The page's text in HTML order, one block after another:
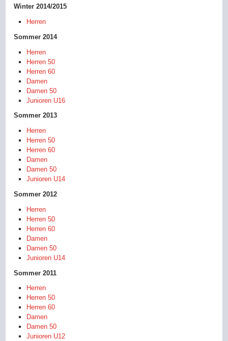
Winter 2014/2015
Herren
Sommer 2014
Herren
Herren 50
Herren 60
Damen
Damen 50
Junioren U16
Sommer 2013
Herren
Herren 50
Herren 60
Damen
Damen 50
Junioren U14
Sommer 2012
Herren
Herren 50
Herren 60
Damen
Damen 50
Junioren U14
Sommer 2011
Herren
Herren 50
Herren 60
Damen
Damen 50
Junioren U12